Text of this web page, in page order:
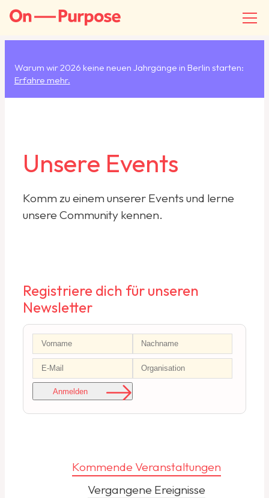
Warum wir 2026 keine neuen Jahrgänge in Berlin starten:
Erfahre mehr.
Unsere Events
Komm zu einem unserer Events und lerne
unsere Community kennen.
Registriere dich für unseren
Newsletter
Anmelden
Kommende Veranstaltungen
Vergangene Ereignisse